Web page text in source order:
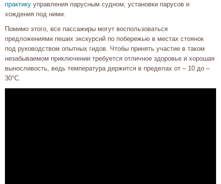
практику управления парусным судном, установки парусов и
хождения под ними.
Помимо этого, все пассажиры могут воспользоваться
предложениями пеших экскурсий по побережью в местах стоянок
под руководством опытных гидов. Чтобы принять участие в таком
незабываемом приключении требуется отличное здоровье и хорошая
выносливость, ведь температура держится в пределах от – 10 до –
30°С.